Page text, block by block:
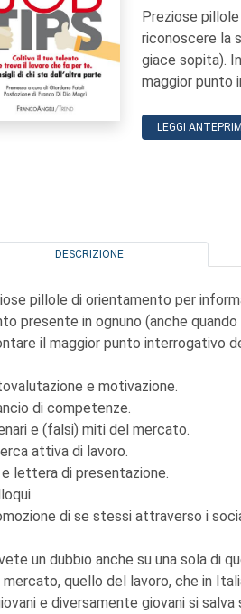
Preziose
riconoscere la
giace sopita).
maggior punto
LEGGI
DESCRIZIONE
pillole di orientamento per
presente in ognuno (anche
il maggior punto interrogativo
e motivazione.
di competenze.
e (falsi) miti del mercato.
attiva di lavoro.
e lettera di presentazione.
di se stessi attraverso i
un dubbio anche su una sola di
mercato, quello del lavoro, che in
e diversamente giovani si